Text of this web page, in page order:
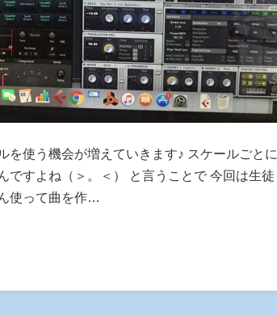
を使う機会が増えていきます♪ スケールごとに
ですよね（＞。＜） と言うことで 今回は生徒
使って曲を作…